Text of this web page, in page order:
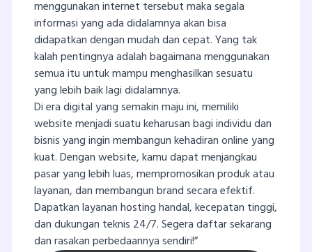
menggunakan internet tersebut maka segala
informasi yang ada didalamnya akan bisa
didapatkan dengan mudah dan cepat. Yang tak
kalah pentingnya adalah bagaimana menggunakan
semua itu untuk mampu menghasilkan sesuatu
yang lebih baik lagi didalamnya.
Di era digital yang semakin maju ini, memiliki
website menjadi suatu keharusan bagi individu dan
bisnis yang ingin membangun kehadiran online yang
kuat. Dengan website, kamu dapat menjangkau
pasar yang lebih luas, mempromosikan produk atau
layanan, dan membangun brand secara efektif.
Dapatkan layanan hosting handal, kecepatan tinggi,
dan dukungan teknis 24/7. Segera daftar sekarang
dan rasakan perbedaannya sendiri!”